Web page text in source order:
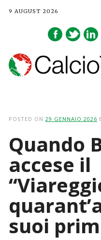
9 AUGUST 2026
POSTED ON 29 GENNAIO 2026
Quando
accese il
suoi